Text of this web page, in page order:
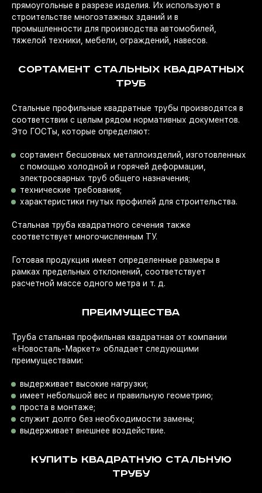
прямоугольные в разрезе изделия. Их используют в
строительстве многоэтажных зданий и в
промышленности для производства автомобилей,
тяжелой техники, мебели, ограждений, навесов.
СОРТАМЕНТ СТАЛЬНЫХ КВАДРАТНЫХ
ТРУБ
Стальные профильные квадратные трубы производятся в
соответствии с целым рядом нормативных документов.
Это ГОСТы, которые определяют:
сортамент бесшовных металлоизделий, изготовленных
с помощью холодной и горячей деформации,
электросварных труб общего назначения;
технические требования;
характеристики гнутых профилей для строительства.
Стальная труба квадратного сечения также
соответствует многочисленным ТУ.
Готовая продукция имеет определенные размеры в
рамках предельных отклонений, соответствует
расчетной массе одного метра и т. д.
ПРЕИМУЩЕСТВА
Труба стальная профильная квадратная от компании
«Новосталь-Маркет» обладает следующими
преимуществами:
выдерживает высокие нагрузки;
имеет небольшой вес и правильную геометрию;
проста в монтаже;
служит долго без необходимости замены;
выдерживает внешнее воздействие.
КУПИТЬ КВАДРАТНУЮ СТАЛЬНУЮ
ТРУБУ